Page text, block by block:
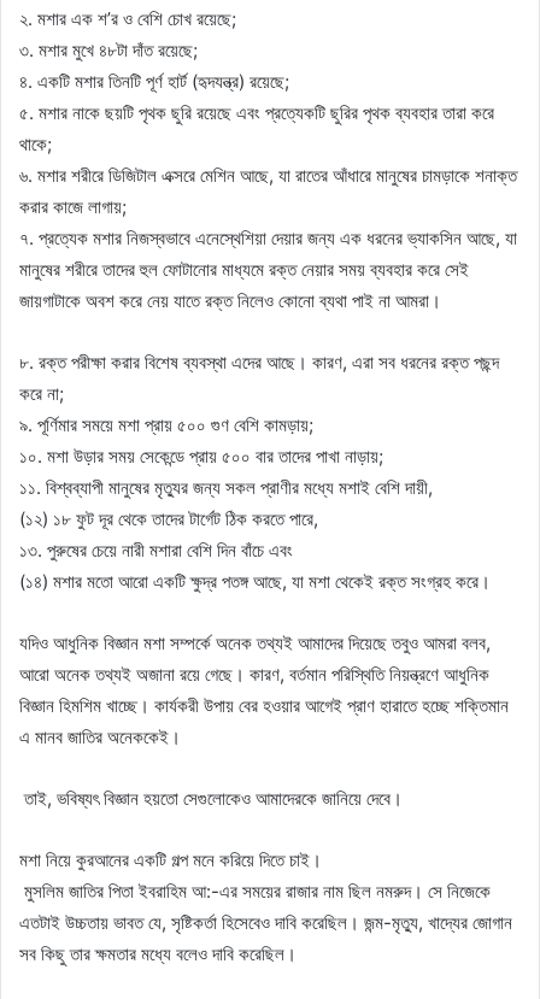
২. মশার এক শ’র ও বেশি চোখ রয়েছে;
৩. মশার মুখে ৪৮টা দাঁত রয়েছে;
৪. একটি মশার তিনটি পূর্ণ হার্ট (হৃদযন্ত্র) রয়েছে;
৫. মশার নাকে ছয়টি পৃথক ছুরি রয়েছে এবং প্রত্যেকটি ছুরির পৃথক ব্যবহার তারা করে
থাকে;
৬. মশার শরীরে ডিজিটাল এক্সরে মেশিন আছে, যা রাতের আঁধারে মানুষের চামড়াকে শনাক্ত
করার কাজে লাগায়;
৭. প্রত্যেক মশার নিজস্বভাবে এনেস্থেশিয়া দেয়ার জন্য এক ধরনের ভ্যাকসিন আছে, যা
মানুষের শরীরে তাদের হুল ফোটানোর মাধ্যমে রক্ত নেয়ার সময় ব্যবহার করে সেই
জায়গাটাকে অবশ করে নেয় যাতে রক্ত নিলেও কোনো ব্যথা পাই না আমরা।
৮. রক্ত পরীক্ষা করার বিশেষ ব্যবস্থা এদের আছে। কারণ, এরা সব ধরনের রক্ত পছন্দ
করে না;
৯. পূর্ণিমার সময়ে মশা প্রায় ৫০০ গুণ বেশি কামড়ায়;
১০. মশা উড়ার সময় সেকেন্ডে প্রায় ৫০০ বার তাদের পাখা নাড়ায়;
১১. বিশ্বব্যাপী মানুষের মৃত্যুর জন্য সকল প্রাণীর মধ্যে মশাই বেশি দায়ী,
(১২) ১৮ ফুট দূর থেকে তাদের টার্গেট ঠিক করতে পারে,
১৩. পুরুষের চেয়ে নারী মশারা বেশি দিন বাঁচে এবং
(১৪) মশার মতো আরো একটি ক্ষুদ্র পতঙ্গ আছে, যা মশা থেকেই রক্ত সংগ্রহ করে।
যদিও আধুনিক বিজ্ঞান মশা সম্পর্কে অনেক তথ্যই আমাদের দিয়েছে তবুও আমরা বলব,
আরো অনেক তথ্যই অজানা রয়ে গেছে। কারণ, বর্তমান পরিস্থিতি নিয়ন্ত্রণে আধুনিক
বিজ্ঞান হিমশিম খাচ্ছে। কার্যকরী উপায় বের হওয়ার আগেই প্রাণ হারাতে হচ্ছে শক্তিমান
এ মানব জাতির অনেককেই।
তাই, ভবিষ্যৎ বিজ্ঞান হয়তো সেগুলোকেও আমাদেরকে জানিয়ে দেবে।
মশা নিয়ে কুরআনের একটি গল্প মনে করিয়ে দিতে চাই।
মুসলিম জাতির পিতা ইবরাহিম আ:-এর সময়ের রাজার নাম ছিল নমরুদ। সে নিজেকে
এতটাই উচ্চতায় ভাবত যে, সৃষ্টিকর্তা হিসেবেও দাবি করেছিল। জন্ম-মৃত্যু, খাদ্যের জোগান
সব কিছু তার ক্ষমতার মধ্যে বলেও দাবি করেছিল।